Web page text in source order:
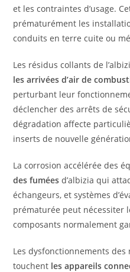
et les contraintes d’usage.
prématurément les
conduits en terre cuite ou
Les résidus collants de
les arrivées d’air de
perturbant leur
déclencher des arrêts de
dégradation affecte
inserts de nouvelle
La corrosion accélérée des
des fumées d’albizia qui
échangeurs, et systèmes
prématurée peut nécessiter
composants normalement
Les dysfonctionnements
touchent les appareils